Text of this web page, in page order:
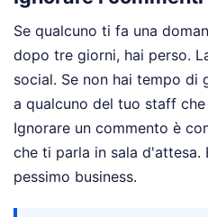
Se qualcuno ti fa una
dopo tre giorni, hai perso.
social. Se non hai tempo di
a qualcuno del tuo staff
Ignorare un commento è
che ti parla in sala d'attesa.
pessimo business.